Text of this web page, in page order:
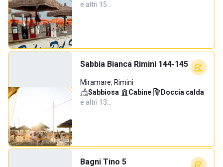
e altri 15…
Sabbia Bianca Rimini 144-145
Miramare, Rimini
Sabbiosa· Cabine· Doccia calda·
e altri 13…
Bagni Tino 5